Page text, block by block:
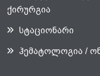
ქირურგია
სტაციონარი
ჰემატოლოგია /